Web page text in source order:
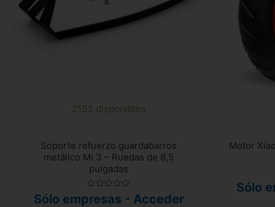
2153 disponibles
Soporte refuerzo guardabarros
metálico Mi 3 – Ruedas de 8,5
pulgadas
con
Sólo empresas - Acceder
Motor
Sólo